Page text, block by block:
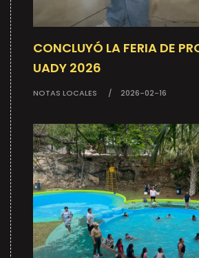
CONCLUYÓ LA FERIA DE
UADY 2026
NOTAS LOCALES 2026-02-16